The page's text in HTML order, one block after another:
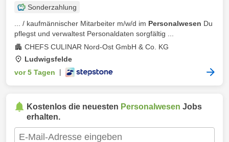
Sonderzahlung
... / kaufmännischer Mitarbeiter m/w/d im Personalwesen Du
pflegst und verwaltest Personaldaten sorgfältig ...
CHEFS CULINAR Nord-Ost GmbH & Co. KG
Ludwigsfelde
vor 5 Tagen
Kostenlos die neuesten Personalwesen Jobs
erhalten.